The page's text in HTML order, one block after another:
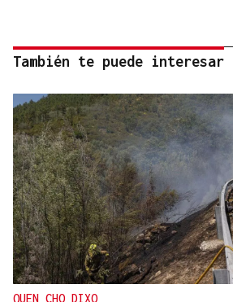
También te puede interesar
QUEN CHO DIXO